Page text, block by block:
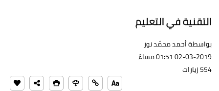
التقنية في التعليم
بواسطة أحمد محمّد نور
02-03-2019 01:51 مساءً
554 زيارات